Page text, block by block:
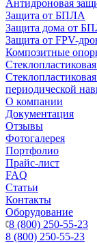
Антидроновая
Защита от БПЛА
Защита дома от
Защита от FPV-
Композитные
периодической
О компании
Документация
Отзывы
Фотогалерея
Портфолио
Прайс-лист
FAQ
Статьи
Контакты
Оборудование
8 (800) 250-55-23
8 (800) 250-55-23